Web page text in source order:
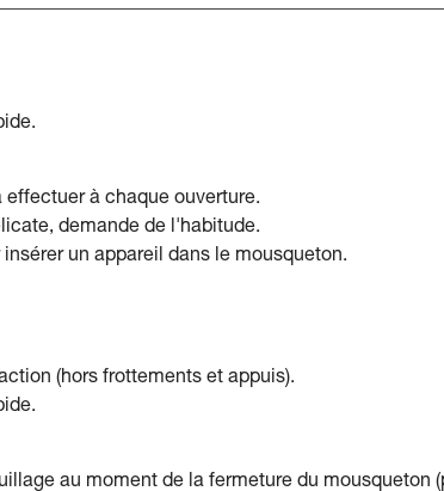
effectuer à chaque ouverture.
demande de l'habitude.
un appareil dans le mousqueton.
(hors frottements et appuis).
au moment de la fermeture du mousqueton